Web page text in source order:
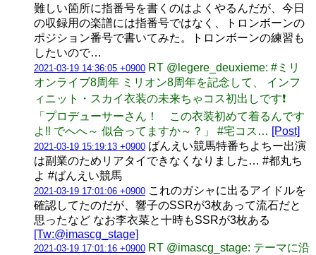
難しい箇所に指番号を書くのはよくやるんだが、今日
の収録用の楽譜には指番号ではなく、トロンボーンの
ポジション番号で書いてみた。トロンボーンの練習も
したいので…
2021-03-19 14:36:05 +0900 RT @legere_deuxieme: #ミリ
オンライブ8周年 ミリオン8周年を記念して、 インフ
ィニット・スカイ衣装の未来ちゃコス初出しです❗
「プロデューサーさん！ この衣装初めて着るんです
よ‼️ でへへ～ 似合ってますか～？」 #宅コス… [Post]
2021-03-19 15:19:13 +0900 ばんえい競馬特番ちよちー出演
は副業のためリアタイできなくなりました… #都丸ち
よ #ばんえい競馬
2021-03-19 17:01:06 +0900 これのガシャに出るアイドルを
確認してたのだが、響子のSSRが3枚あって流石だと
思ったなど なお李衣菜と十時もSSRが3枚ある
[Tw:@imascg_stage]
2021-03-19 17:01:16 +0900 RT @imascg_stage: テーマに沿